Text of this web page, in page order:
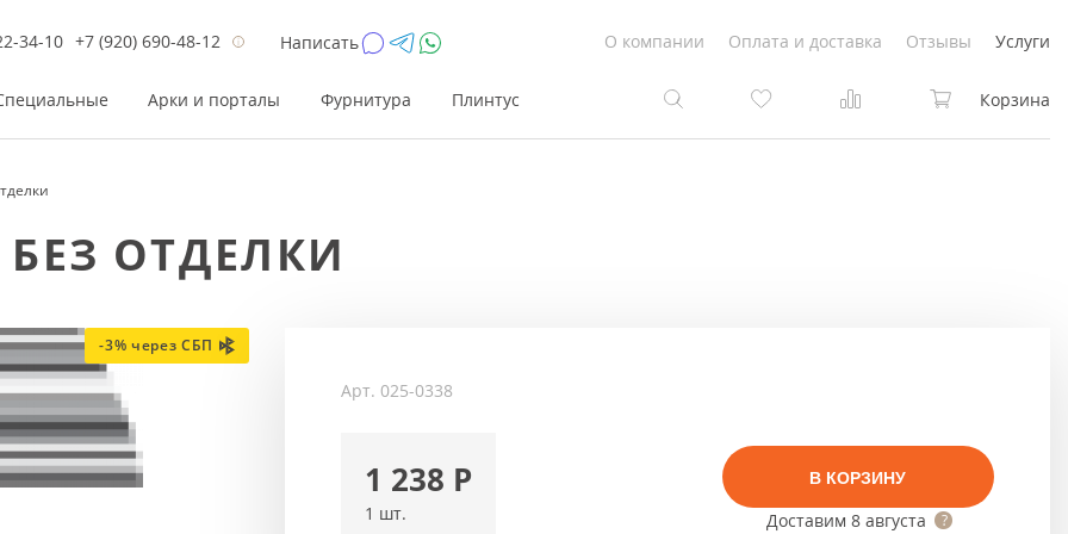
34-10 +7 (920) 690-48-12 Написать О компании Оплата и доставка Отзывы Услуги
до 26 200
от 42 000Р
до 17 800
от 33 300Р
Арки и порталы Фурнитура Плинтус Корзина
ОТДЕЛКИ
-3% через СБП
Арт.025-0338
1 238 Р
1 шт.
В КОРЗИНУ
Доставим8 августа